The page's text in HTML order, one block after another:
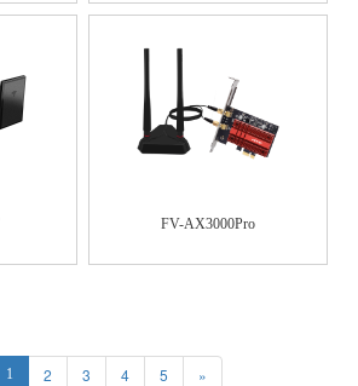
FV-AX3000Pro
1 2 3 4 5 »